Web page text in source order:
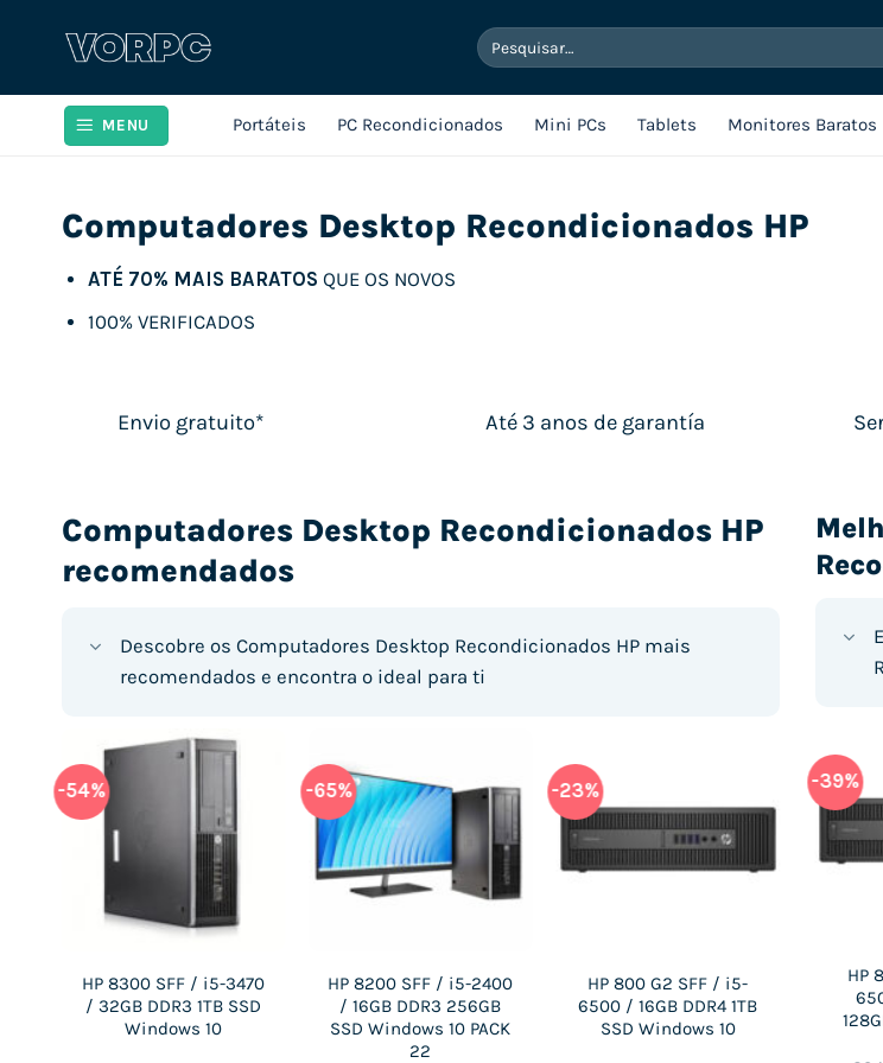
Pesquisar
por:
MENU Portáteis PC Recondicionados Mini PCs Tablets Monitores Baratos
Computadores Desktop Recondicionados HP
ATÉ 70% MAIS BARATOS QUE OS NOVOS
100% VERIFICADOS
Envio gratuito* Até 3 anos de garantía
Computadores Desktop Recondicionados HP
recomendados
Descobre os Computadores Desktop Recondicionados HP mais
recomendados e encontra o ideal para ti
-54%
HP 8300 SFF / i5-3470
/ 32GB DDR3 1TB SSD
Windows 10
-65%
HP 8200 SFF / i5-2400
/ 16GB DDR3 256GB
SSD Windows 10 PACK
22
-23%
HP 800 G2 SFF / i5-
6500 / 16GB DDR4 1TB
SSD Windows 10
-28%
HP
-39%
HP
-70%
HP 600 G2 SFF / i3-
6320 / 8GB DDR4
512GB SSD Windows
-65%
HP 600 G2 SFF / i3-
6320 / 16GB DDR4 1TB
SSD Windows 10
-68%
HP 600 G2 SFF / i3-
6320 / 16GB DDR4
512GB SSD Windows
10